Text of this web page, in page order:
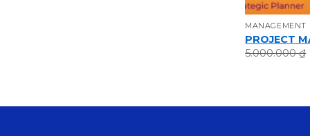
MANAGEMENT
PROJECT
5.000.000₫